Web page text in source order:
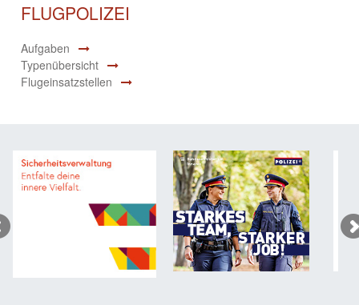
FLUGPOLIZEI
Aufgaben
Typenübersicht
Flugeinsatzstellen